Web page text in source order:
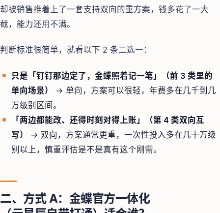
却被销售推着上了一套支持双向的重方案，钱多花了一大
截，能力还用不满。
判断标准很简单，就看以下 2 条二选一：
只是「钉钉那边定了，金蝶照着记一笔」（前 3 类里的
单向场景）
→ 单向，方案可以很轻，年费多在几千到几
万级别区间。
「两边都能改、还得时刻对得上账」（第 4 类双向互
写）
→ 双向，方案通常更重，一次性投入多在几十万级
别以上，慎重评估是不是真有这个刚需。
二、方式 A：金蝶官方一体化